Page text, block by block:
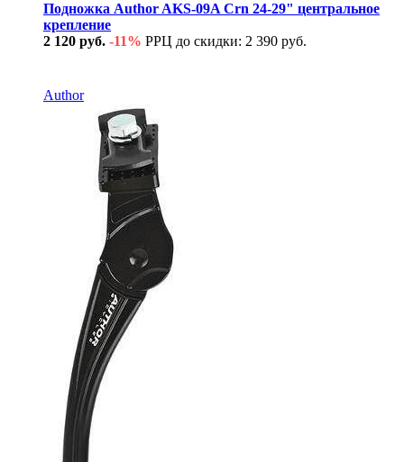
Подножка Author AKS-09A Crn 24-29" центральное
крепление
2 120 руб. -11% РРЦ до скидки: 2 390 руб.
Author